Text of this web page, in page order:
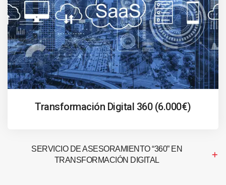
Transformación Digital 360 (6.000€)
SERVICIO DE ASESORAMIENTO “360” EN
TRANSFORMACIÓN DIGITAL